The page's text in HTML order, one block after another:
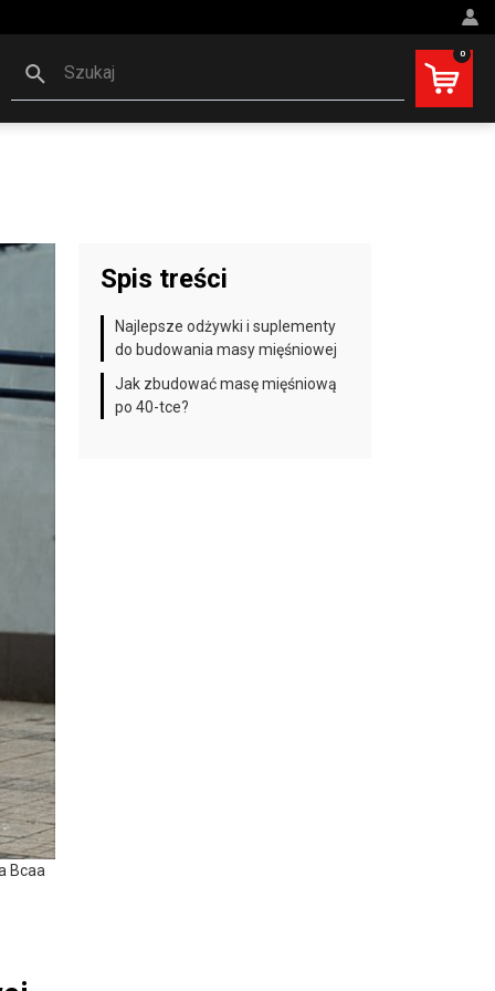
Szukaj
0
Bcaa
Spis treści
Najlepsze odżywki i suplementy
do budowania masy mięśniowej
Jak zbudować masę mięśniową
po 40-tce?